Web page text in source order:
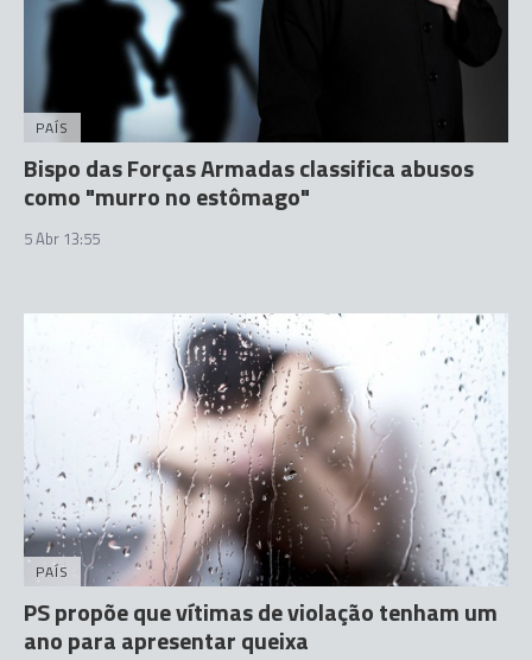
PAÍS
Bispo das Forças Armadas classifica abusos
como "murro no estômago"
5 Abr 13:55
PAÍS
PS propõe que vítimas de violação tenham um
ano para apresentar queixa